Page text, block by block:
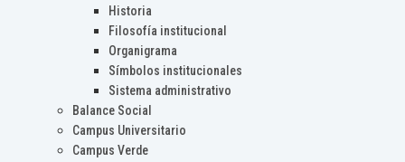
Historia
Filosofía institucional
Organigrama
Símbolos institucionales
Sistema administrativo
Balance Social
Campus Universitario
Campus Verde